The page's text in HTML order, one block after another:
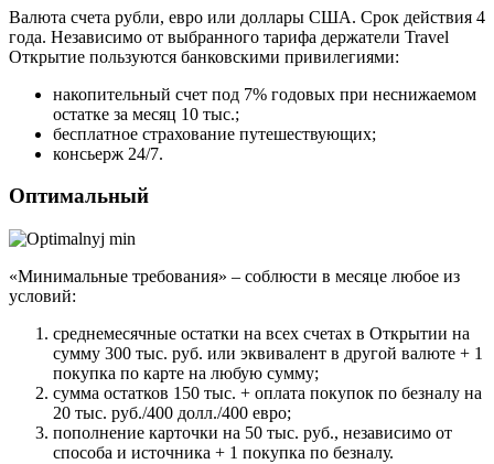
Валюта счета рубли, евро или доллары США. Срок действия 4
года. Независимо от выбранного тарифа держатели Travel
Открытие пользуются банковскими привилегиями:
накопительный счет под 7% годовых при неснижаемом
остатке за месяц 10 тыс.;
бесплатное страхование путешествующих;
консьерж 24/7.
Оптимальный
«Минимальные требования» – соблюсти в месяце любое из
условий:
среднемесячные остатки на всех счетах в Открытии на
сумму 300 тыс. руб. или эквивалент в другой валюте + 1
покупка по карте на любую сумму;
сумма остатков 150 тыс. + оплата покупок по безналу на
20 тыс. руб./400 долл./400 евро;
пополнение карточки на 50 тыс. руб., независимо от
способа и источника + 1 покупка по безналу.